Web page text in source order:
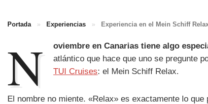
Portada » Experiencias » Experiencia en el Mein Schiff
N oviembre en Canarias tiene algo
atlántico que hace que uno se pregunte
TUI Cruises: el Mein Schiff Relax.
El nombre no miente. «Relax» es exactamente lo